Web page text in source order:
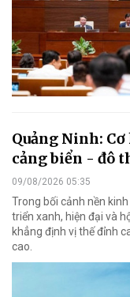
Quảng Ninh:
cảng biển - đô
09/08/2026 05:35
Trong bối cảnh nền
triển xanh, hiện đại và
khẳng định vị thế đỉnh
cao.